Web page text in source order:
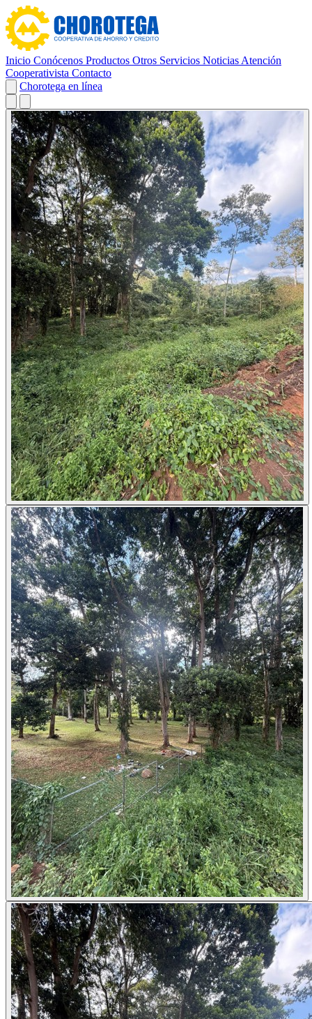
Inicio Conócenos Productos Otros Servicios Noticias Atención
Cooperativista Contacto
Chorotega en línea